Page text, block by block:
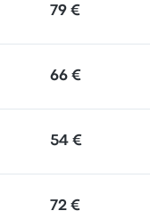
79 €
66 €
54 €
72 €